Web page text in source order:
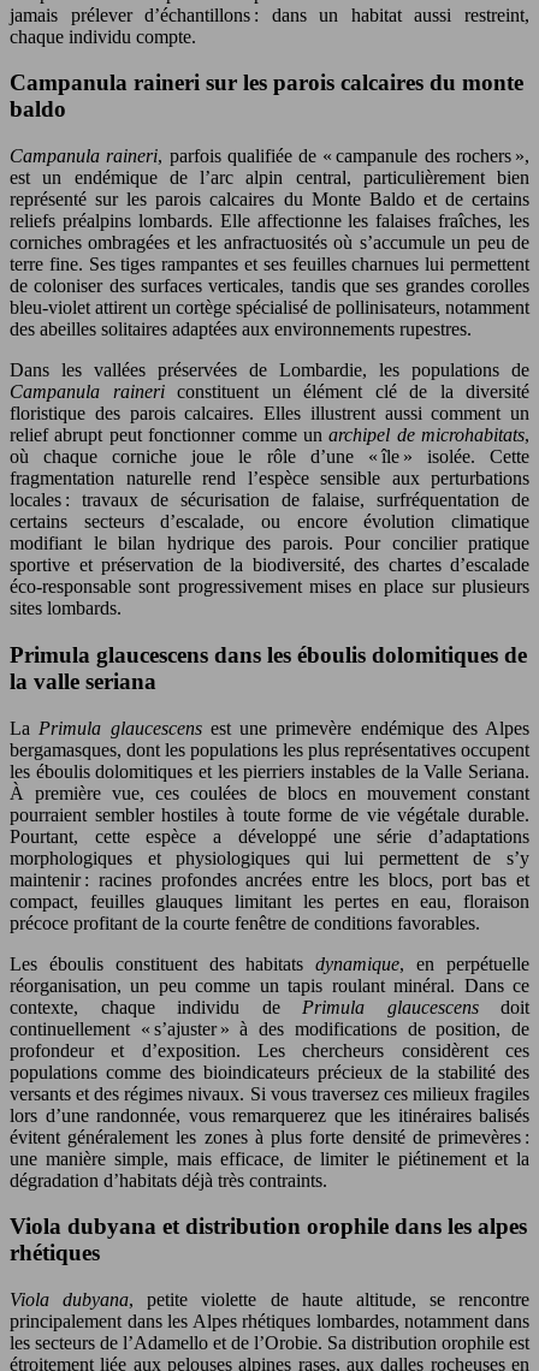
jamais prélever d’échantillons : dans un habitat aussi restreint,
chaque individu compte.
Campanula raineri sur les parois calcaires du monte
baldo
Campanula raineri, parfois qualifiée de « campanule des rochers »,
est un endémique de l’arc alpin central, particulièrement bien
représenté sur les parois calcaires du Monte Baldo et de certains
reliefs préalpins lombards. Elle affectionne les falaises fraîches, les
corniches ombragées et les anfractuosités où s’accumule un peu de
terre fine. Ses tiges rampantes et ses feuilles charnues lui permettent
de coloniser des surfaces verticales, tandis que ses grandes corolles
bleu-violet attirent un cortège spécialisé de pollinisateurs, notamment
des abeilles solitaires adaptées aux environnements rupestres.
Dans les vallées préservées de Lombardie, les populations de
Campanula rainericonstituent un élément clé de la diversité
floristique des parois calcaires. Elles illustrent aussi comment un
relief abrupt peut fonctionner comme unarchipel de microhabitats,
où chaque corniche joue le rôle d’une « île » isolée. Cette
fragmentation naturelle rend l’espèce sensible aux perturbations
locales : travaux de sécurisation de falaise, surfréquentation de
certains secteurs d’escalade, ou encore évolution climatique
modifiant le bilan hydrique des parois. Pour concilier pratique
sportive et préservation de la biodiversité, des chartes d’escalade
éco-responsable sont progressivement mises en place sur plusieurs
sites lombards.
Primula glaucescens dans les éboulis dolomitiques de
la valle seriana
La Primula glaucescensest une primevère endémique des Alpes
bergamasques, dont les populations les plus représentatives occupent
les éboulis dolomitiques et les pierriers instables de la Valle Seriana.
À première vue, ces coulées de blocs en mouvement constant
pourraient sembler hostiles à toute forme de vie végétale durable.
Pourtant, cette espèce a développé une série d’adaptations
morphologiques et physiologiques qui lui permettent de s’y
maintenir : racines profondes ancrées entre les blocs, port bas et
compact, feuilles glauques limitant les pertes en eau, floraison
précoce profitant de la courte fenêtre de conditions favorables.
Les éboulis constituent des habitatsdynamique, en perpétuelle
réorganisation, un peu comme un tapis roulant minéral. Dans ce
contexte, chaque individu de Primula glaucescensdoit
continuellement « s’ajuster » à des modifications de position, de
profondeur et d’exposition. Les chercheurs considèrent ces
populations comme des bioindicateurs précieux de la stabilité des
versants et des régimes nivaux. Si vous traversez ces milieux fragiles
lors d’une randonnée, vous remarquerez que les itinéraires balisés
évitent généralement les zones à plus forte densité de primevères :
une manière simple, mais efficace, de limiter le piétinement et la
dégradation d’habitats déjà très contraints.
Viola dubyana et distribution orophile dans les alpes
rhétiques
Viola dubyana, petite violette de haute altitude, se rencontre
principalement dans les Alpes rhétiques lombardes, notamment dans
les secteurs de l’Adamello et de l’Orobie. Sa distribution orophile est
étroitement liée aux pelouses alpines rases, aux dalles rocheuses en